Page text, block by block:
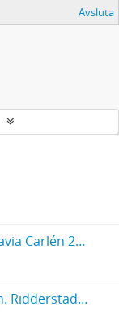
Avsluta
Brev från Wilhelmina Stålberg till Octavia Carlén 22/2 1872
Brev från Wilhelmina Stålberg till löjtn. Ridderstad 1857